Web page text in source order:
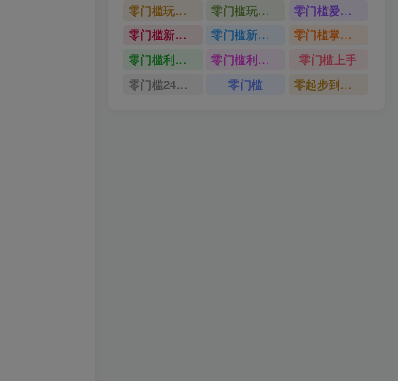
零门槛玩转伙伴计划与精选独家单日稳定收益1k
零门槛玩转伙伴计划与精选独家
零门槛爱奇艺变现冷门赛道
零门槛新手快速入门闲鱼电商日赚百元新手必看教程
零门槛新手快速入门闲鱼电商日赚百元
零门槛掌握汽车赛道变现玩法
零门槛利用AI只需几分钟轻松做出带货短视频
零门槛利用AI
零门槛上手
零门槛24小时无人值守被动创收项目
零门槛 零起步到独立实操